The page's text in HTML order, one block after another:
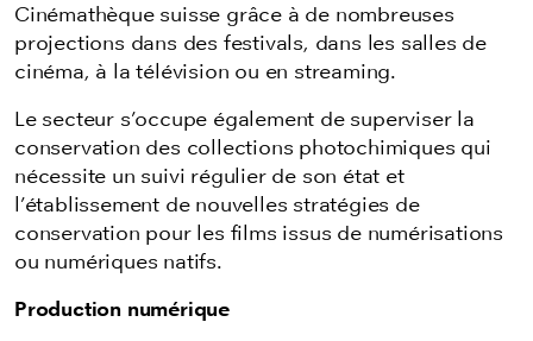
Cinémathèque suisse grâce à de nombreuses
projections dans des festivals, dans les salles de
cinéma, à la télévision ou en streaming.
Le secteur s’occupe également de superviser la
conservation des collections photochimiques qui
nécessite un suivi régulier de son état et
l’établissement de nouvelles stratégies de
conservation pour les films issus de numérisations
ou numériques natifs.
Production numérique